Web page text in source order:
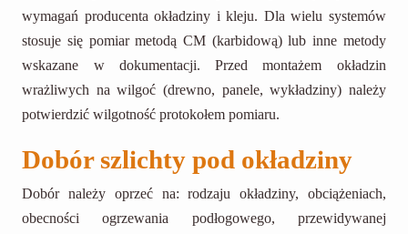
wymagań producenta okładziny i kleju. Dla wielu systemów
stosuje się pomiar metodą CM (karbidową) lub inne metody
wskazane w dokumentacji. Przed montażem okładzin
wrażliwych na wilgoć (drewno, panele, wykładziny) należy
potwierdzić wilgotność protokołem pomiaru.
Dobór szlichty pod okładziny
Dobór należy oprzeć na: rodzaju okładziny, obciążeniach,
obecności ogrzewania podłogowego, przewidywanej